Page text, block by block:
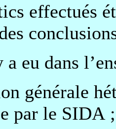
effectués
eu dans
générale
par le SIDA ;